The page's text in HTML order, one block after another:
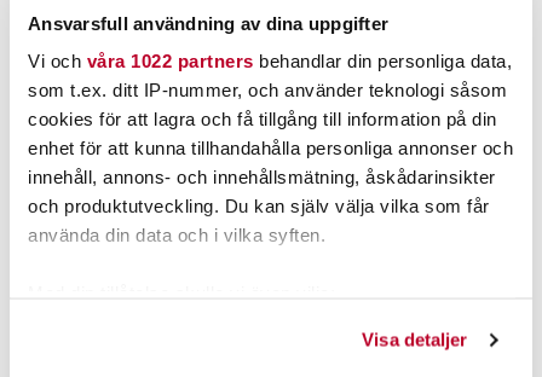
Ansvarsfull användning av dina uppgifter
Vi och våra 1022 partners behandlar din personliga data,
som t.ex. ditt IP-nummer, och använder teknologi såsom
cookies för att lagra och få tillgång till information på din
enhet för att kunna tillhandahålla personliga annonser och
innehåll, annons- och innehållsmätning, åskådarinsikter
och produktutveckling. Du kan själv välja vilka som får
använda din data och i vilka syften.
Visa detaljer
PRODUKTBESKRIVNING
POPULÄRT JUST NU